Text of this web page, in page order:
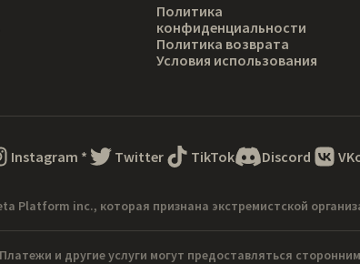
Политика
конфиденциальности
Политика возврата
Условия использования
Instagram * Twitter TikTok Discord
Platform inc., которая признана экстремистской
и другие услуги могут предоставляться